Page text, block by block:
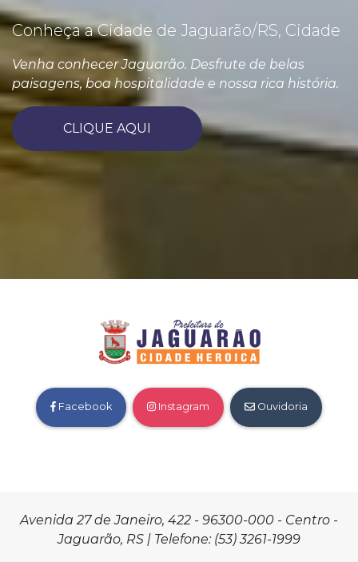
Conheça a Cidade de Jaguarão/RS, Cidade
Venha conhecer Jaguarão. Desfrute de belas
paisagens, boa hospitalidade e nossa rica história.
CLIQUE AQUI
Facebook Instagram Ouvidoria
Avenida 27 de Janeiro, 422 - 96300-000 - Centro -
Jaguarão, RS | Telefone: (53) 3261-1999